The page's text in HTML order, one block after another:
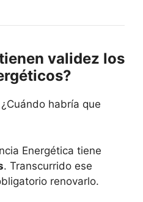
validez los
habría que
Energética tiene
. Transcurrido ese
renovarlo.